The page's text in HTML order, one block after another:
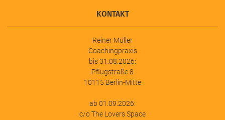
KONTAKT
Reiner Müller
Coachingpraxis
bis 31.08.2026:
Pflugstraße 8
10115 Berlin-Mitte
ab 01.09.2026:
c/o The Lovers Space